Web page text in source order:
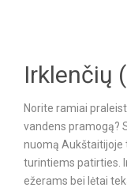
Irklenčių
Norite ramiai
vandens pramogą?
nuomą Aukštaitijoje
turintiems patirties.
ežerams bei lėtai